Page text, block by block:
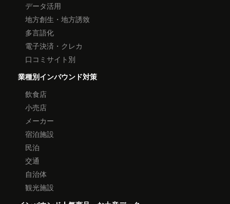
データ活用
地方創生・地方誘致
多言語化
電子決済・クレカ
口コミサイト別
業種別インバウンド対策
飲食店
小売店
メーカー
宿泊施設
民泊
交通
自治体
観光施設